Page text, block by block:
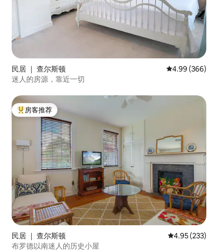
民居 ｜ 查尔斯顿 平均评分 4.99
4.99 (366)
迷人的房源，靠近一切
热门「房客推荐」
房客推荐
民居 ｜ 查尔斯顿 平均评分 4.95
4.95 (233)
布罗德以南迷人的历史小屋